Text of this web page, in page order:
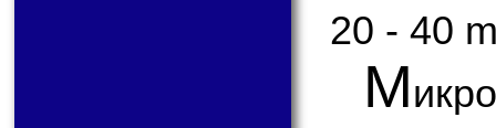
20 - 40
М